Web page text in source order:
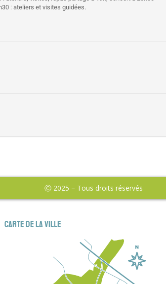
: ateliers et visites guidées.
Ⓒ 2025 – Tous droits réservés
Carte de la ville